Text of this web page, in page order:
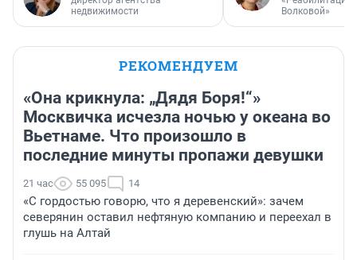
недвижимости
Волковой»
РЕКОМЕНДУЕМ
«Она крикнула: „Дядя Боря!“»
Москвичка исчезла ночью у океана во
Вьетнаме. Что произошло в
последние минуты пропажи девушки
21 час 55 095 14
«С гордостью говорю, что я деревенский»: зачем
северянин оставил нефтяную компанию и переехал в
глушь на Алтай